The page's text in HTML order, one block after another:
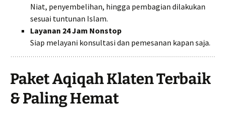
Niat, penyembelihan, hingga pembagian dilakukan
sesuai tuntunan Islam.
Layanan 24 Jam Nonstop
Siap melayani konsultasi dan pemesanan kapan saja.
Paket Aqiqah Klaten Terbaik
& Paling Hemat